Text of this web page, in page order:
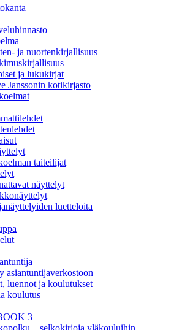
ja nuortenkirjallisuus
ja lukukirjat
Janssonin kotikirjasto
taiteilijat
näyttelyt
luetteloita
asiantuntijaverkostoon
luennot ja koulutukset
koulutus
3
– selkokirjoja yläkouluihin